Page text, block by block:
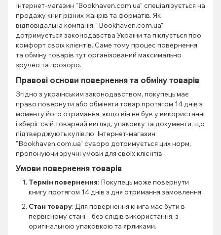
Інтернет-магазин "Bookhaven.com.ua" спеціалізується на
продажу книг різних жанрів та форматів. Як
відповідальна компанія, "Bookhaven.com.ua"
дотримується законодавства України та піклується про
комфорт своїх клієнтів. Саме тому процес повернення
та обміну товарів тут організований максимально
зручно та прозоро.
Правові основи повернення та обміну товарів
Згідно з українським законодавством, покупець має
право повернути або обміняти товар протягом 14 днів з
моменту його отримання, якщо він не був у використанні
і зберіг свій товарний вигляд, упаковку та документи, що
підтверджують купівлю. Інтернет-магазин
"Bookhaven.com.ua" суворо дотримується цих норм,
пропонуючи зручні умови для своїх клієнтів.
Умови повернення товарів
Термін повернення: Покупець може повернути
книгу протягом 14 днів з дня отримання замовлення.
Стан товару: Для повернення книга має бути в
первісному стані – без слідів використання, з
оригінальною упаковкою та ярликами.